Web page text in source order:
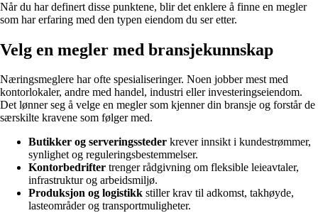
Når du har definert disse punktene, blir det enklere å finne en megler
som har erfaring med den typen eiendom du ser etter.
Velg en megler med bransjekunnskap
Næringsmeglere har ofte spesialiseringer. Noen jobber mest med
kontorlokaler, andre med handel, industri eller investeringseiendom.
Det lønner seg å velge en megler som kjenner din bransje og forstår de
særskilte kravene som følger med.
Butikker og serveringssteder krever innsikt i kundestrømmer,
synlighet og reguleringsbestemmelser.
Kontorbedrifter trenger rådgivning om fleksible leieavtaler,
infrastruktur og arbeidsmiljø.
Produksjon og logistikk stiller krav til adkomst, takhøyde,
lasteområder og transportmuligheter.